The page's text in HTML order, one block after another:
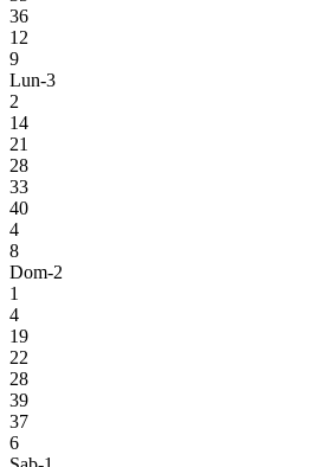
36
12
9
Lun-3
2
14
21
28
33
40
4
8
Dom-2
1
4
19
22
28
39
37
6